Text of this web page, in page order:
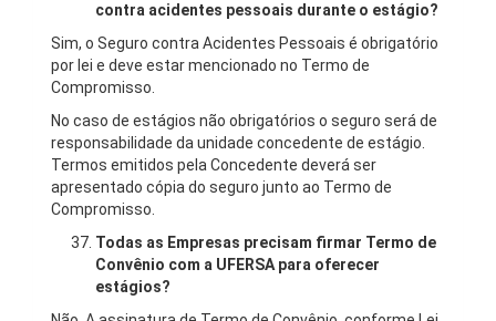
contra acidentes pessoais durante o estágio?
Sim, o Seguro contra Acidentes Pessoais é obrigatório
por lei e deve estar mencionado no Termo de
Compromisso.
No caso de estágios não obrigatórios o seguro será de
responsabilidade da unidade concedente de estágio.
Termos emitidos pela Concedente deverá ser
apresentado cópia do seguro junto ao Termo de
Compromisso.
Todas as Empresas precisam firmar Termo de
Convênio com a UFERSA para oferecer
estágios?